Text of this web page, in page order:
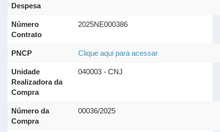
Despesa
Número
Contrato
2025NE000386
PNCP Clique aqui para acessar
Unidade
Realizadora da
Compra
040003 - CNJ
Número da
Compra
00036/2025